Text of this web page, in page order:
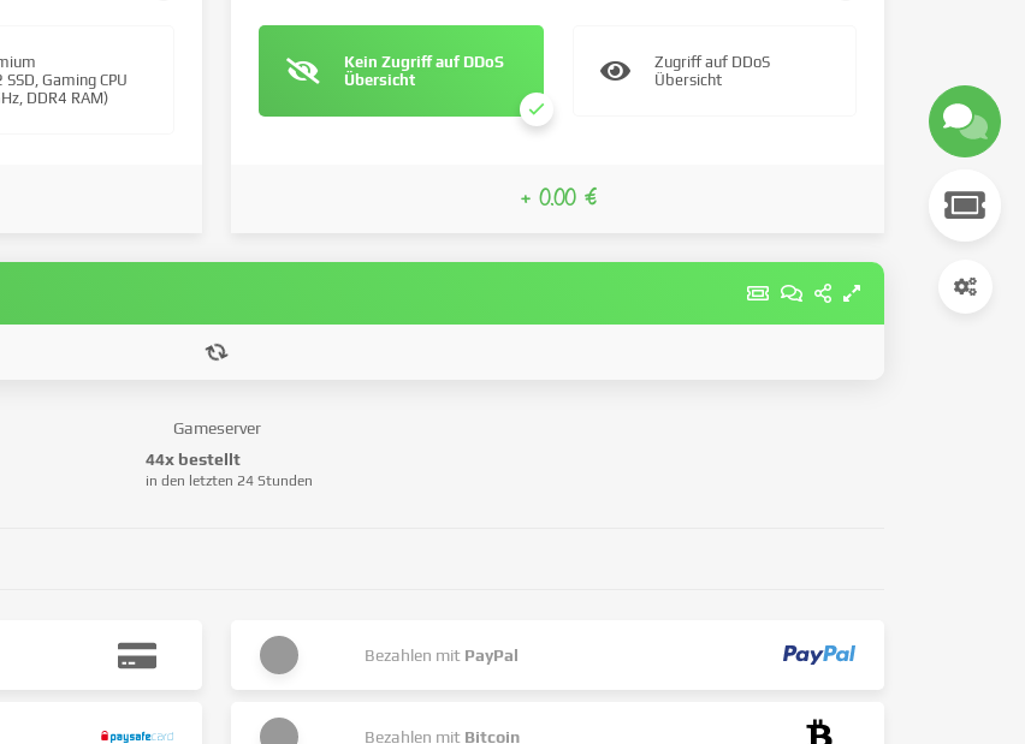
SSD, Gaming CPU
DDR4 RAM)
Kein Zugriff auf DDoS
Übersicht
Zugriff auf DDoS
Übersicht
+ 0.00 €
Gameserver
44x bestellt
in den letzten 24 Stunden
Bezahlen mit PayPal
Bezahlen mit Bitcoin